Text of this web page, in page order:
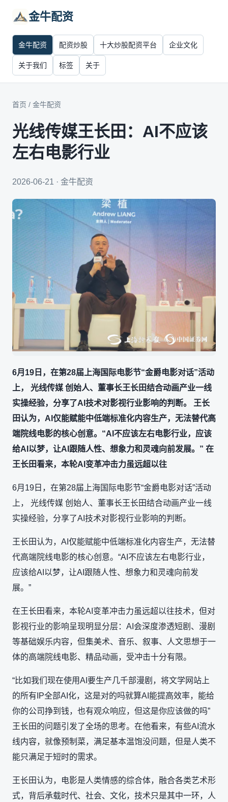
金牛配资
金牛配资 配资炒股 十大炒股配资平台 企业文化
关于我们 标签 关于
首页 / 金牛配资
光线传媒王长田：AI不应该
左右电影行业
2026-06-21 · 金牛配资
6月19日，在第28届上海国际电影节“金爵电影对话”活动
上， 光线传媒 创始人、董事长王长田结合动画产业一线
实操经验，分享了AI技术对影视行业影响的判断。 王长
田认为，AI仅能赋能中低端标准化内容生产，无法替代高
端院线电影的核心创意。“AI不应该左右电影行业，应该
给AI以梦，让AI跟随人性、想象力和灵魂向前发展。” 在
王长田看来，本轮AI变革冲击力虽远超以往
6月19日，在第28届上海国际电影节“金爵电影对话”活动
上， 光线传媒 创始人、董事长王长田结合动画产业一线
实操经验，分享了AI技术对影视行业影响的判断。
王长田认为，AI仅能赋能中低端标准化内容生产，无法替
代高端院线电影的核心创意。“AI不应该左右电影行业，
应该给AI以梦，让AI跟随人性、想象力和灵魂向前发
展。”
在王长田看来，本轮AI变革冲击力虽远超以往技术，但对
影视行业的影响呈现明显分层：AI会深度渗透短剧、漫剧
等基础娱乐内容，但集美术、音乐、叙事、人文思想于一
体的高端院线电影、精品动画，受冲击十分有限。
“比如我们现在使用AI要生产几千部漫剧，将文学网站上
的所有IP全部AI化，这是对的吗就算AI能提高效率，能给
你的公司挣到钱，也有观众响应，但这是你应该做的吗”
王长田的问题引发了全场的思考。在他看来，有些AI流水
线内容，就像预制菜，满足基本温饱没问题，但是人类不
能只满足于短时的需求。
王长田认为，电影是人类情感的综合体，融合各类艺术形
式，背后承载时代、社会、文化，技术只是其中一环，人